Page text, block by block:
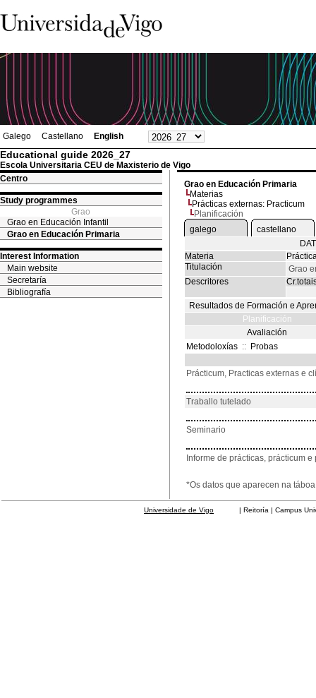
Galego Castellano English
Educational guide 2026_27
Escola Universitaria CEU de Maxisterio de Vigo
Centro
Study programmes
Grao
Grao en Educación Infantil
Grao en Educación Primaria
Interest Information
Main website
Secretaría
Bibliografía
Grao en Educación Primaria
Materias
Prácticas externas: Practicum
Planificación
galego
castellano
Materia
Titulación
Grao
Descritores
Resultados de Formación e
Planificación
Avaliación
Metodoloxías :: Probas
Prácticum, Practicas externas e
Traballo tutelado
Seminario
Informe de prácticas, prácticum
*Os datos que aparecen na
Universidade de Vigo | Reitoría | Campus